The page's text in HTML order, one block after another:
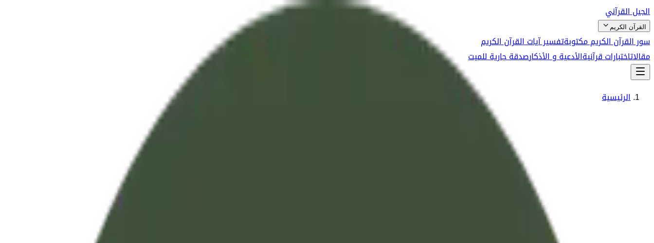
الجيل القرآني
القرآن الكريم
سور القرآن الكريم مكتوبةتفسير آيات القرآن الكريم
مقالاتاختبارات قرآنيةالأدعية و الأذكارصدقة جارية للميت
الرئيسية